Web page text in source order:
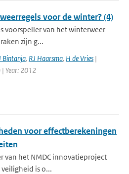
voor de winter? (4)
voorspeller van het winterweer
zijn g...
Bintanja, RJ Haarsma, H de Vries |
Year: 2012
voor effectberekeningen
van het NMDC innovatieproject
is o...